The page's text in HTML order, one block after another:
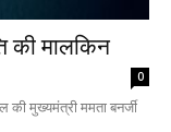
की मालकिन
0
की मुख्यमंत्री ममता बनर्जी